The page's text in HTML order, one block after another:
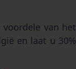
van het
en laat u 30%